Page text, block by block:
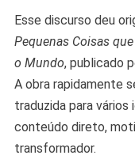
Esse discurso deu
Pequenas Coisas
o Mundo, publicado
A obra rapidamente
traduzida para vários
conteúdo direto,
transformador.